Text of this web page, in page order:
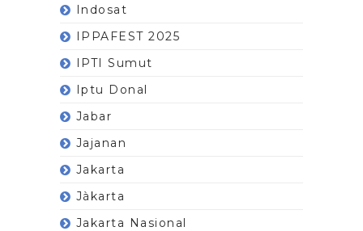
Indosat
IPPAFEST 2025
IPTI Sumut
Iptu Donal
Jabar
Jajanan
Jakarta
Jàkarta
Jakarta Nasional